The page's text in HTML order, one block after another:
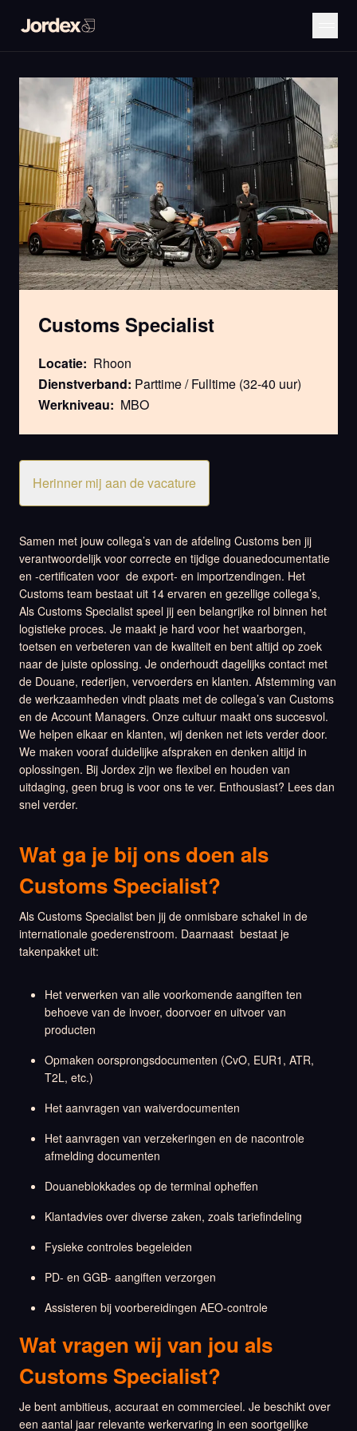
Customs Specialist
Locatie: Rhoon
Dienstverband: Parttime / Fulltime (32-40 uur)
Werkniveau: MBO
Herinner mij aan de vacature
Samen met jouw collega’s van de afdeling Customs ben jij
verantwoordelijk voor correcte en tijdige douanedocumentatie
en -certificaten voor de export- en importzendingen. Het
Customs team bestaat uit 14 ervaren en gezellige collega’s,
Als Customs Specialist speel jij een belangrijke rol binnen het
logistieke proces. Je maakt je hard voor het waarborgen,
toetsen en verbeteren van de kwaliteit en bent altijd op zoek
naar de juiste oplossing. Je onderhoudt dagelijks contact met
de Douane, rederijen, vervoerders en klanten. Afstemming van
de werkzaamheden vindt plaats met de collega’s van Customs
en de Account Managers. Onze cultuur maakt ons succesvol.
We helpen elkaar en klanten, wij denken net iets verder door.
We maken vooraf duidelijke afspraken en denken altijd in
oplossingen. Bij Jordex zijn we flexibel en houden van
uitdaging, geen brug is voor ons te ver. Enthousiast? Lees dan
snel verder.
Wat ga je bij ons doen als
Customs Specialist?
Als Customs Specialist ben jij de onmisbare schakel in de
internationale goederenstroom. Daarnaast bestaat je
takenpakket uit:
Het verwerken van alle voorkomende aangiften ten
behoeve van de invoer, doorvoer en uitvoer van
producten
Opmaken oorsprongsdocumenten (CvO, EUR1, ATR,
T2L, etc.)
Het aanvragen van waiverdocumenten
Het aanvragen van verzekeringen en de nacontrole
afmelding documenten
Douaneblokkades op de terminal opheffen
Klantadvies over diverse zaken, zoals tariefindeling
Fysieke controles begeleiden
PD- en GGB- aangiften verzorgen
Assisteren bij voorbereidingen AEO-controle
Wat vragen wij van jou als
Customs Specialist?
Je bent ambitieus, accuraat en commercieel. Je beschikt over
een aantal jaar relevante werkervaring in een soortgelijke